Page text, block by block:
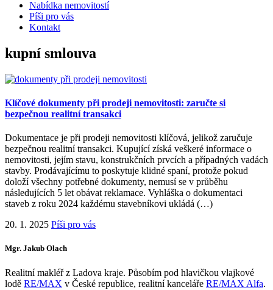
Nabídka nemovitostí
Píši pro vás
Kontakt
kupní smlouva
Klíčové dokumenty při prodeji nemovitosti: zaručte si
bezpečnou realitní transakci
Dokumentace je při prodeji nemovitosti klíčová, jelikož zaručuje
bezpečnou realitní transakci. Kupující získá veškeré informace o
nemovitosti, jejím stavu, konstrukčních prvcích a případných vadách
stavby. Prodávajícímu to poskytuje klidné spaní, protože pokud
doloží všechny potřebné dokumenty, nemusí se v průběhu
následujících 5 let obávat reklamace. Vyhláška o dokumentaci
staveb z roku 2024 každému stavebníkovi ukládá (…)
20. 1. 2025 Píši pro vás
Mgr. Jakub Olach
Realitní makléř z Ladova kraje. Působím pod hlavičkou vlajkové
lodě RE/MAX v České republice, realitní kanceláře RE/MAX Alfa.